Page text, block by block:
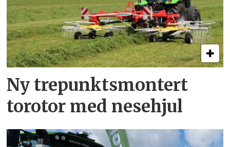
Ny trepunkts­montert
torotor med nesehjul